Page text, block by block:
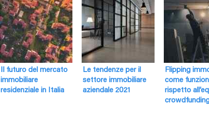
Il futuro del mercato
immobiliare
residenziale in Italia
Le tendenze per il
settore immobiliare
aziendale 2021
Flipping
come
rispetto